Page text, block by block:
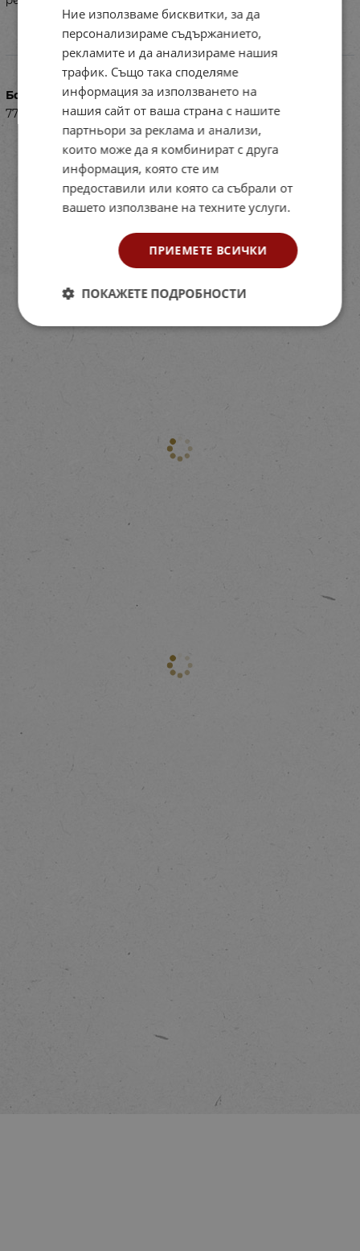
Характеристики
Баркод (ISBN, UPC, др.)
77PE1907020
Ние използваме бисквитки, за да
персонализираме съдържанието,
рекламите и да анализираме нашия
трафик. Също така споделяме
информация за използването на
нашия сайт от ваша страна с нашите
партньори за реклама и анализи,
които може да я комбинират с друга
информация, която сте им
предоставили или която са събрали от
вашето използване на техните услуги.
ПРИЕМЕТЕ ВСИЧКИ
ПОКАЖЕТЕ ПОДРОБНОСТИ